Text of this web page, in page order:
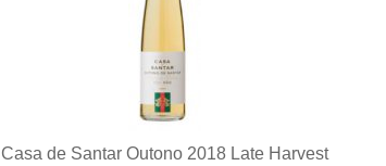
Casa de Santar Outono 2018 Late Harvest